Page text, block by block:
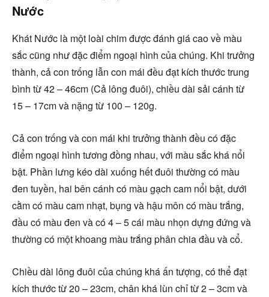
Nước
Khát Nước là một loài chim được đánh giá cao về màu
sắc cũng như đặc điểm ngoại hình của chúng. Khi trưởng
thành, cả con trống lẫn con mái đều đạt kích thước trung
bình từ 42 – 46cm (Cả lông đuôi), chiều dài sải cánh từ
15 – 17cm và nặng từ 100 – 120g.
Cả con trống và con mái khi trưởng thành đều có đặc
điểm ngoại hình tương đồng nhau, với màu sắc khá nổi
bật. Phần lưng kéo dài xuống hết đuôi thường có màu
đen tuyền, hai bên cánh có màu gạch cam nổi bật, dưới
cằm có màu cam nhạt, bụng và hậu môn có màu trắng,
đầu có màu đen và có 4 – 5 cái màu nhọn dựng đứng và
thường có một khoang màu trắng phân chia đầu và cổ.
Chiều dài lông đuôi của chúng khá ấn tượng, có thể đạt
kích thước từ 20 – 23cm, chân khá lùn chỉ từ 2 – 3cm và